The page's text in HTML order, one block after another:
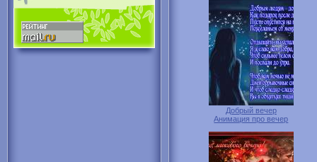
Добрый вечер
Анимация про вечер